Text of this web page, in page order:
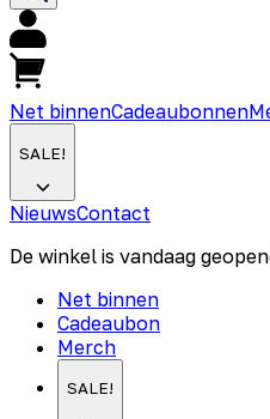
Net binnenCadeaubonnen
SALE!
NieuwsContact
De winkel is vandaag
Net binnen
Cadeaubon
Merch
SALE!